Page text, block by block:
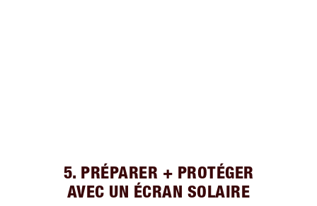
5. PRÉPARER + PROTÉGER
AVEC UN ÉCRAN SOLAIRE